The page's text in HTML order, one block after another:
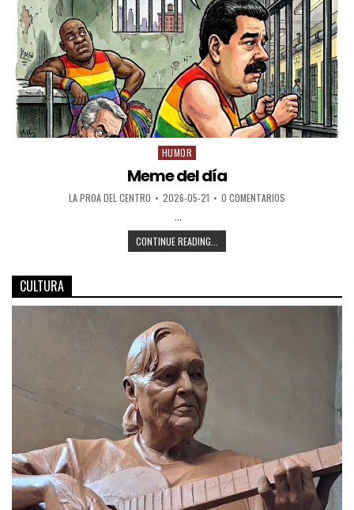
HUMOR
Meme del día
LA PROA DEL CENTRO 2026-05-21 0 COMENTARIOS
...
CONTINUE READING...
CULTURA